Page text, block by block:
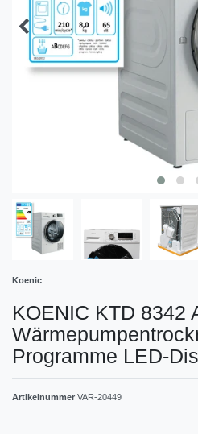
Koenic
KOENIC KTD 8342
Programme LED-
Artikelnummer VAR-20449